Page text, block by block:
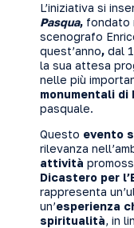
L’iniziativa si
Pasqua, fondato
scenografo
quest’anno, dal
la sua attesa
nelle più
monumentali di
pasquale.
Questo evento
rilevanza
attività
Dicastero per
rappresenta
un’esperienza
spiritualità, in